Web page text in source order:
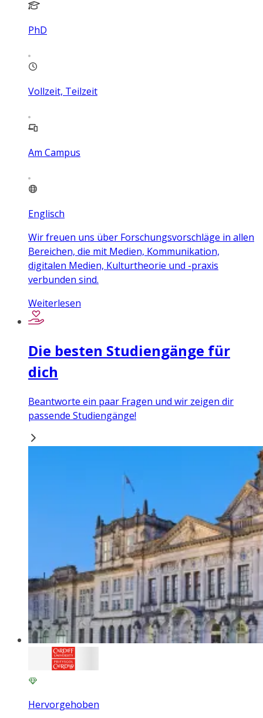
PhD
Vollzeit, Teilzeit
Am Campus
Englisch
Wir freuen uns über Forschungsvorschläge in allen
Bereichen, die mit Medien, Kommunikation,
digitalen Medien, Kulturtheorie und -praxis
verbunden sind.
Weiterlesen
Die besten Studiengänge für
dich
Beantworte ein paar Fragen und wir zeigen dir
passende Studiengänge!
Hervorgehoben